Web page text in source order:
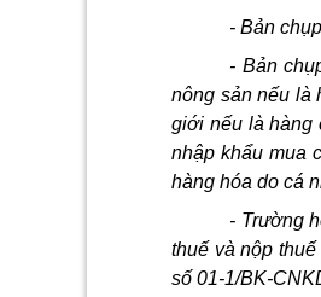
- Bản
- Bản
nông sản nếu là
giới nếu là hàng
nhập khẩu mua
hàng hóa do cá
- Trường
thuế và nộp
số 01-1/BK-